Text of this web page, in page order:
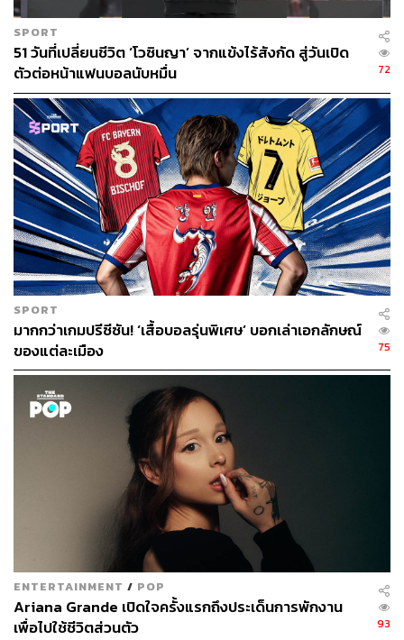
SPORT
51 วันที่เปลี่ยนชีวิต ‘โวซินญา’ จากแข้งไร้สังกัด สู่วันเปิด
ตัวต่อหน้าแฟนบอลนับหมื่น
72
SPORT
มากกว่าเกมปรีซีซัน! ‘เสื้อบอลรุ่นพิเศษ’ บอกเล่าเอกลักษณ์
ของแต่ละเมือง
75
ENTERTAINMENT / POP
Ariana Grande เปิดใจครั้งแรกถึงประเด็นการพักงาน
เพื่อไปใช้ชีวิตส่วนตัว
93